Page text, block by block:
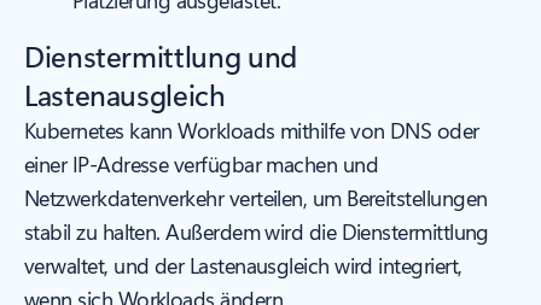
Dienstermittlung und
Lastenausgleich
Kubernetes kann Workloads mithilfe von DNS oder
einer IP-Adresse verfügbar machen und
Netzwerkdatenverkehr verteilen, um Bereitstellungen
stabil zu halten. Außerdem wird die Dienstermittlung
verwaltet, und der Lastenausgleich wird integriert,